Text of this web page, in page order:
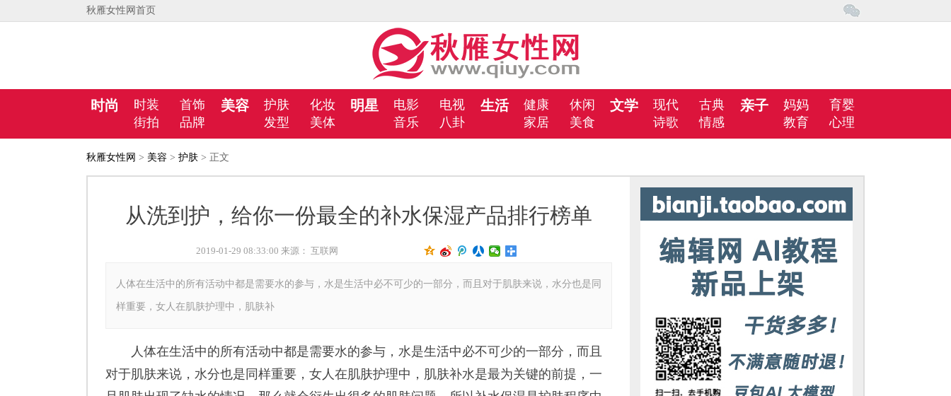
秋雁女性网首页
时尚 时装
首饰
街拍
品牌
美容 护肤
化妆
发型
美体
明星 电影
电视
音乐
八卦
生活 健康
休闲
家居
美食
文学 现代
古典
诗歌
情感
亲子 妈妈
育婴
教育
心理
秋雁女性网 > 美容 > 护肤 > 正文
从洗到护，给你一份最全的补水保湿产品排行榜单
2019-01-29 08:33:00 来源： 互联网
人体在生活中的所有活动中都是需要水的参与，水是生活中必不可少的一部分，而且对于肌肤来说，水分也是同
样重要，女人在肌肤护理中，肌肤补
人体在生活中的所有活动中都是需要水的参与，水是生活中必不可少的一部分，而且
对于肌肤来说，水分也是同样重要，女人在肌肤护理中，肌肤补水是最为关键的前提，一